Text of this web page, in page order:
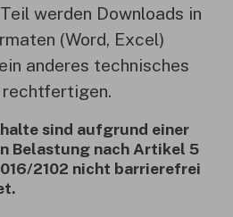
werden Downloads in
(Word, Excel)
anderes technisches
sind aufgrund einer
Belastung nach Artikel 5
2102 nicht barrierefrei